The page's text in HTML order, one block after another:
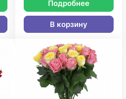
Подробнее
В корзину